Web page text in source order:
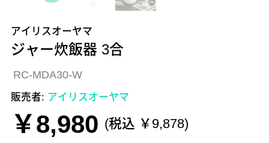
アイリスオーヤマ
ジャー炊飯器 3合
RC-MDA30-W
販売者: アイリスオーヤマ
￥8,980 (税込 ￥9,878)